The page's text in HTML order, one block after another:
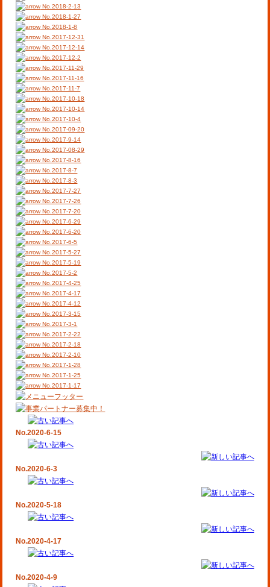
No.2018-2-13
No.2018-1-27
No.2018-1-8
No.2017-12-31
No.2017-12-14
No.2017-12-2
No.2017-11-29
No.2017-11-16
No.2017-11-7
No.2017-10-18
No.2017-10-14
No.2017-10-4
No.2017-09-20
No.2017-9-14
No.2017-08-29
No.2017-8-16
No.2017-8-7
No.2017-8-3
No.2017-7-27
No.2017-7-26
No.2017-7-20
No.2017-6-29
No.2017-6-20
No.2017-6-5
No.2017-5-27
No.2017-5-19
No.2017-5-2
No.2017-4-25
No.2017-4-17
No.2017-4-12
No.2017-3-15
No.2017-3-1
No.2017-2-22
No.2017-2-18
No.2017-2-10
No.2017-1-28
No.2017-1-25
No.2017-1-17
No.2020-6-15
No.2020-6-3
No.2020-5-18
No.2020-4-17
No.2020-4-9